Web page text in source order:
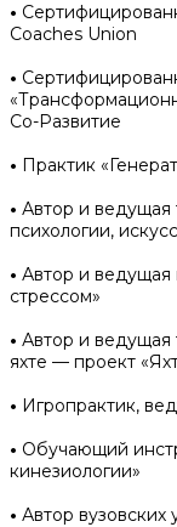
•
Coaches Union
•
Со-Развитие
• Практик
• Автор и ведущая
психологии,
• Автор и ведущая
стрессом»
• Автор и ведущая
яхте — проект
• Игропрактик,
• Обучающий
кинезиологии»
• Автор